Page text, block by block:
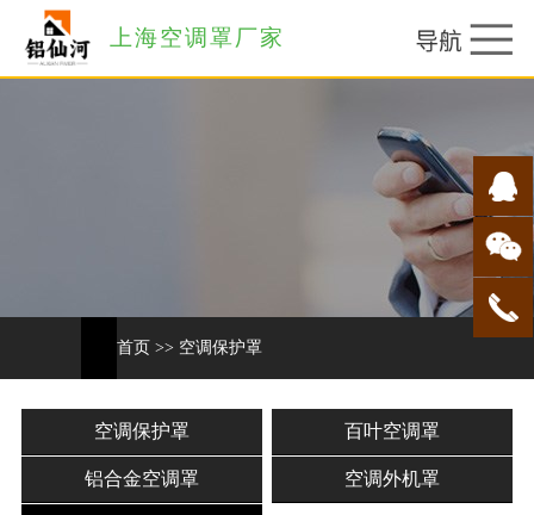
上海空调罩厂家
首页 >> 空调保护罩
空调保护罩 百叶空调罩
铝合金空调罩 空调外机罩